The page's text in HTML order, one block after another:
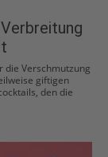
Verschmutzung
giftigen
den die